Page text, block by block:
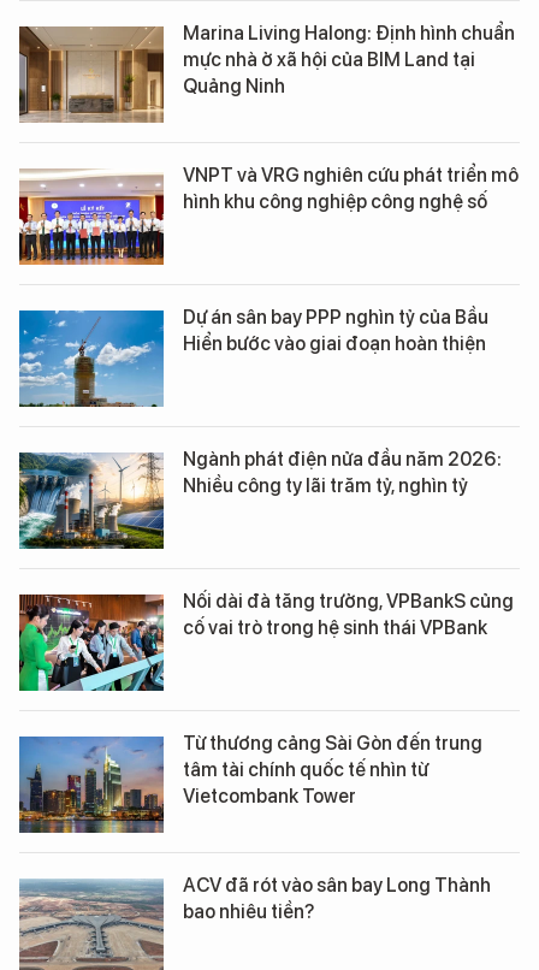
Marina Living Halong: Định hình chuẩn
mực nhà ở xã hội của BIM Land tại
Quảng Ninh
VNPT và VRG nghiên cứu phát triển mô
hình khu công nghiệp công nghệ số
Dự án sân bay PPP nghìn tỷ của Bầu
Hiển bước vào giai đoạn hoàn thiện
Ngành phát điện nửa đầu năm 2026:
Nhiều công ty lãi trăm tỷ, nghìn tỷ
Nối dài đà tăng trưởng, VPBankS củng
cố vai trò trong hệ sinh thái VPBank
Từ thương cảng Sài Gòn đến trung
tâm tài chính quốc tế nhìn từ
Vietcombank Tower
ACV đã rót vào sân bay Long Thành
bao nhiêu tiền?